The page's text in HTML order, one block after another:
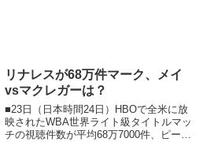
リナレスが68万件マーク、メイ
vsマクレガーは？
■23日（日本時間24日）HBOで全米に放
映されたWBA世界ライト級タイトルマッ
チの視聴件数が平均68万7000件、ピーク